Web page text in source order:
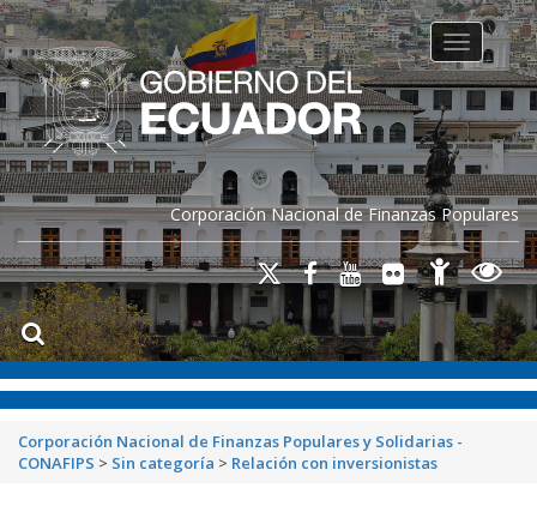
Corporación Nacional de Finanzas Populares
Toggle
Corporación Nacional de Finanzas Populares y Solidarias -
CONAFIPS > Sin categoría > Relación con inversionistas